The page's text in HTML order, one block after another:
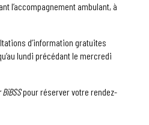
l’accompagnement ambulant, à
d’information gratuites
lundi précédant le mercredi
pour réserver votre rendez-